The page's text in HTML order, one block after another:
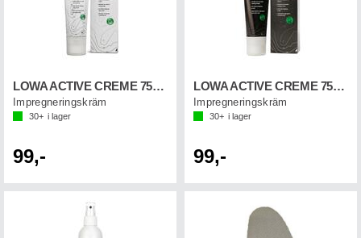
LOWA ACTIVE CREME 75ML PFC FREE Transp.
Impregneringskräm
30+ i lager
99,-
LOWA ACTIVE CREME 75ML PFC FREE Black
Impregneringskräm
30+ i lager
99,-